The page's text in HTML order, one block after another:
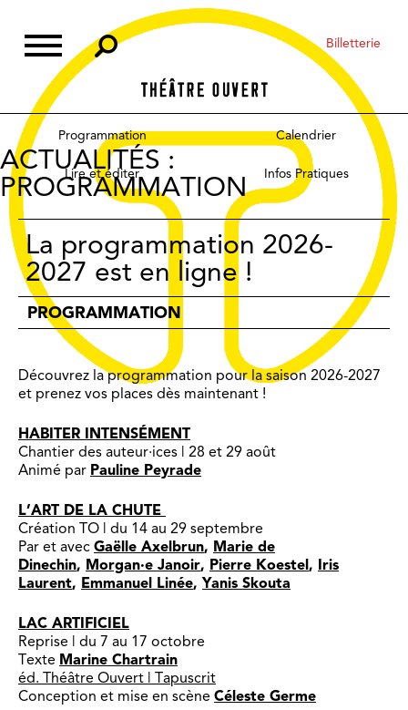
content
Billetterie
Programmation Calendrier
Lire et éditer Infos Pratiques
ACTUALITÉS :
PROGRAMMATION
La programmation 2026-
2027 est en ligne !
PROGRAMMATION
Découvrez la programmation pour la saison 2026-2027
et prenez vos places dès maintenant !
HABITER INTENSÉMENT
Chantier des auteur·ices | 28 et 29 août
Animé par Pauline Peyrade
L’ART DE LA CHUTE
Création TO | du 14 au 29 septembre
Par et avec Gaëlle Axelbrun, Marie de
Dinechin, Morgan·e Janoir, Pierre Koestel, Iris
Laurent, Emmanuel Linée, Yanis Skouta
LAC ARTIFICIEL
Reprise | du 7 au 17 octobre
Texte Marine Chartrain
éd. Théâtre Ouvert | Tapuscrit
Conception et mise en scène Céleste Germe